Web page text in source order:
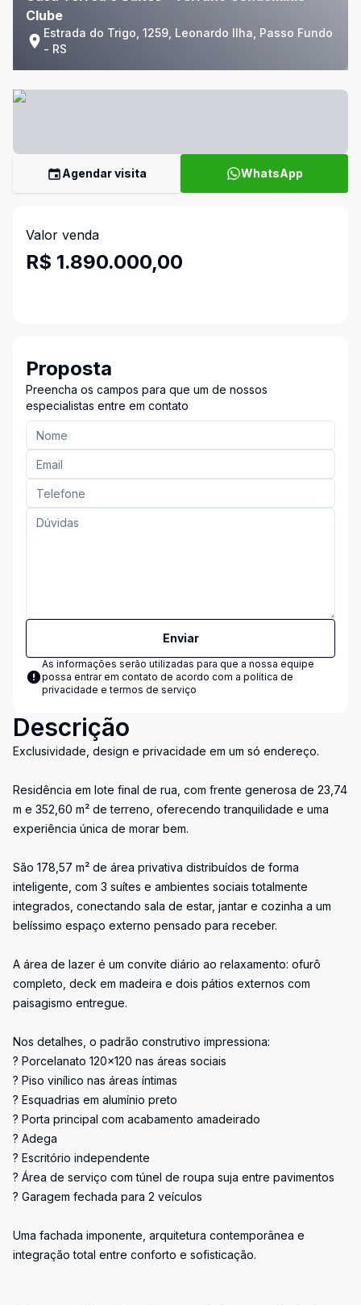
Clube
Estrada do Trigo, 1259, Leonardo Ilha, Passo Fundo
- RS
Agendar visita WhatsApp
Valor venda
R$ 1.890.000,00
Proposta
Preencha os campos para que um de nossos
especialistas entre em contato
Enviar
As informações serão utilizadas para que a nossa equipe
possa entrar em contato de acordo com a política de
privacidade e termos de serviço
Descrição
Exclusividade, design e privacidade em um só endereço.
Residência em lote final de rua, com frente generosa de 23,74
m e 352,60 m² de terreno, oferecendo tranquilidade e uma
experiência única de morar bem.
São 178,57 m² de área privativa distribuídos de forma
inteligente, com 3 suítes e ambientes sociais totalmente
integrados, conectando sala de estar, jantar e cozinha a um
belíssimo espaço externo pensado para receber.
A área de lazer é um convite diário ao relaxamento: ofurô
completo, deck em madeira e dois pátios externos com
paisagismo entregue.
Nos detalhes, o padrão construtivo impressiona:
? Porcelanato 120x120 nas áreas sociais
? Piso vinílico nas áreas íntimas
? Esquadrias em alumínio preto
? Porta principal com acabamento amadeirado
? Adega
? Escritório independente
? Área de serviço com túnel de roupa suja entre pavimentos
? Garagem fechada para 2 veículos
Uma fachada imponente, arquitetura contemporânea e
integração total entre conforto e sofisticação.